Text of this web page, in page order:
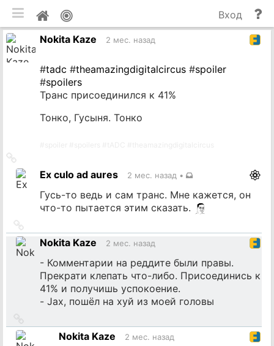
Мой
профиль
и
Вход
Nokita Kaze
2 мес. назад
#tadc #theamazingdigitalcircus #spoiler
#spoilers
Транс присоединился к 41%
Тонко, Гусыня. Тонко
на
источникEx culo ad aures 2 мес. назад •
Гусь-то ведь и сам транс. Мне кажется, он
что-то пытается этим сказать.
на
источник
Nokita Kaze 2 мес. назад
- Комментарии на реддите были правы.
Прекрати клепать что-либо. Присоединись к
41% и получишь успокоение.
- Jax, пошёл на хуй из моей головы
на
источникNokita Kaze 2 мес. назад
мобильная версия